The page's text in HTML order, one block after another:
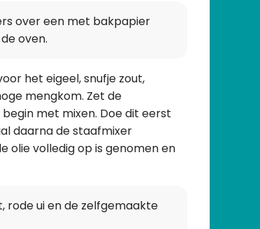
over een met bakpapier
oven.
het eigeel, snufje zout,
mengkom. Zet de
met mixen. Doe dit eerst
daarna de staafmixer
olie volledig op is genomen en
rode ui en de zelfgemaakte